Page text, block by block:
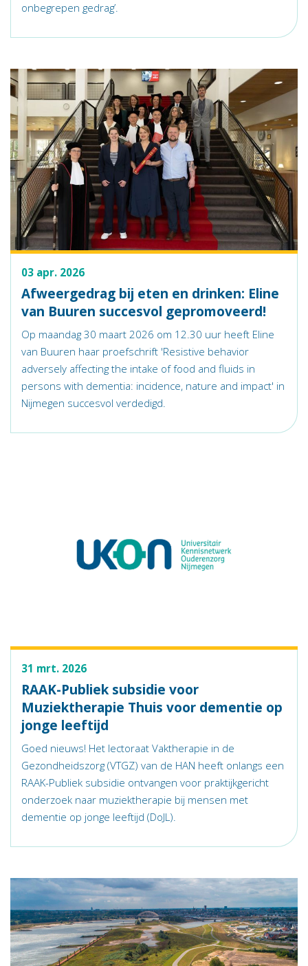
onbegrepen gedrag’.
03 apr. 2026
Afweergedrag bij eten en drinken: Eline
van Buuren succesvol gepromoveerd!
Op maandag 30 maart 2026 om 12.30 uur heeft Eline
van Buuren haar proefschrift 'Resistive behavior
adversely affecting the intake of food and fluids in
persons with dementia: incidence, nature and impact' in
Nijmegen succesvol verdedigd.
31 mrt. 2026
RAAK-Publiek subsidie voor
Muziektherapie Thuis voor dementie op
jonge leeftijd
Goed nieuws! Het lectoraat Vaktherapie in de
Gezondheidszorg (VTGZ) van de HAN heeft onlangs een
RAAK-Publiek subsidie ontvangen voor praktijkgericht
onderzoek naar muziektherapie bij mensen met
dementie op jonge leeftijd (DoJL).